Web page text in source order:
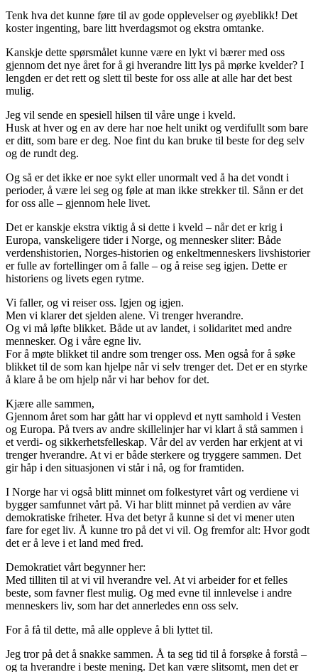
Tenk hva det kunne føre til av gode opplevelser og øyeblikk! Det
koster ingenting, bare litt hverdagsmot og ekstra omtanke.
Kanskje dette spørsmålet kunne være en lykt vi bærer med oss
gjennom det nye året for å gi hverandre litt lys på mørke kvelder? I
lengden er det rett og slett til beste for oss alle at alle har det best
mulig.
Jeg vil sende en spesiell hilsen til våre unge i kveld.
Husk at hver og en av dere har noe helt unikt og verdifullt som bare
er ditt, som bare er deg. Noe fint du kan bruke til beste for deg selv
og de rundt deg.
Og så er det ikke er noe sykt eller unormalt ved å ha det vondt i
perioder, å være lei seg og føle at man ikke strekker til. Sånn er det
for oss alle – gjennom hele livet.
Det er kanskje ekstra viktig å si dette i kveld – når det er krig i
Europa, vanskeligere tider i Norge, og mennesker sliter: Både
verdenshistorien, Norges-historien og enkeltmenneskers livshistorier
er fulle av fortellinger om å falle – og å reise seg igjen. Dette er
historiens og livets egen rytme.
Vi faller, og vi reiser oss. Igjen og igjen.
Men vi klarer det sjelden alene. Vi trenger hverandre.
Og vi må løfte blikket. Både ut av landet, i solidaritet med andre
mennesker. Og i våre egne liv.
For å møte blikket til andre som trenger oss. Men også for å søke
blikket til de som kan hjelpe når vi selv trenger det. Det er en styrke
å klare å be om hjelp når vi har behov for det.
Kjære alle sammen,
Gjennom året som har gått har vi opplevd et nytt samhold i Vesten
og Europa. På tvers av andre skillelinjer har vi klart å stå sammen i
et verdi- og sikkerhetsfelleskap. Vår del av verden har erkjent at vi
trenger hverandre. At vi er både sterkere og tryggere sammen. Det
gir håp i den situasjonen vi står i nå, og for framtiden.
I Norge har vi også blitt minnet om folkestyret vårt og verdiene vi
bygger samfunnet vårt på. Vi har blitt minnet på verdien av våre
demokratiske friheter. Hva det betyr å kunne si det vi mener uten
fare for eget liv. Å kunne tro på det vi vil. Og fremfor alt: Hvor godt
det er å leve i et land med fred.
Demokratiet vårt begynner her:
Med tilliten til at vi vil hverandre vel. At vi arbeider for et felles
beste, som favner flest mulig. Og med evne til innlevelse i andre
menneskers liv, som har det annerledes enn oss selv.
For å få til dette, må alle oppleve å bli lyttet til.
Jeg tror på det å snakke sammen. Å ta seg tid til å forsøke å forstå –
og ta hverandre i beste mening. Det kan være slitsomt, men det er